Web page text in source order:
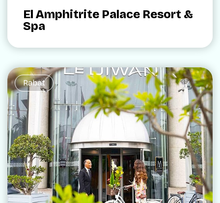
El Amphitrite Palace Resort &
Spa
Rabat